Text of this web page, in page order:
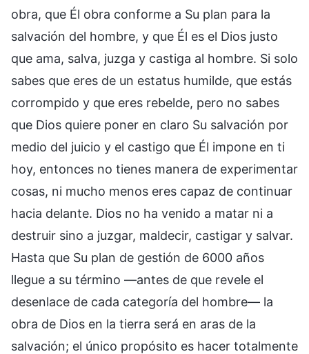
obra, que Él obra conforme a Su plan para la
salvación del hombre, y que Él es el Dios justo
que ama, salva, juzga y castiga al hombre. Si solo
sabes que eres de un estatus humilde, que estás
corrompido y que eres rebelde, pero no sabes
que Dios quiere poner en claro Su salvación por
medio del juicio y el castigo que Él impone en ti
hoy, entonces no tienes manera de experimentar
cosas, ni mucho menos eres capaz de continuar
hacia delante. Dios no ha venido a matar ni a
destruir sino a juzgar, maldecir, castigar y salvar.
Hasta que Su plan de gestión de 6000 años
llegue a su término —antes de que revele el
desenlace de cada categoría del hombre— la
obra de Dios en la tierra será en aras de la
salvación; el único propósito es hacer totalmente